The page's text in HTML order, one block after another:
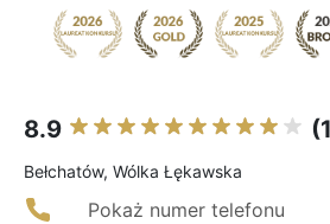
8.9
Bełchatów, Wólka Łękawska
Pokaż numer telefonu